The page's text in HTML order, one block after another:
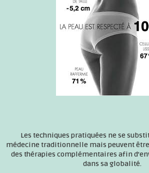
Les techniques pratiquées ne se
médecine traditionnelle mais peuvent
des thérapies complémentaires afin
dans sa globalité.